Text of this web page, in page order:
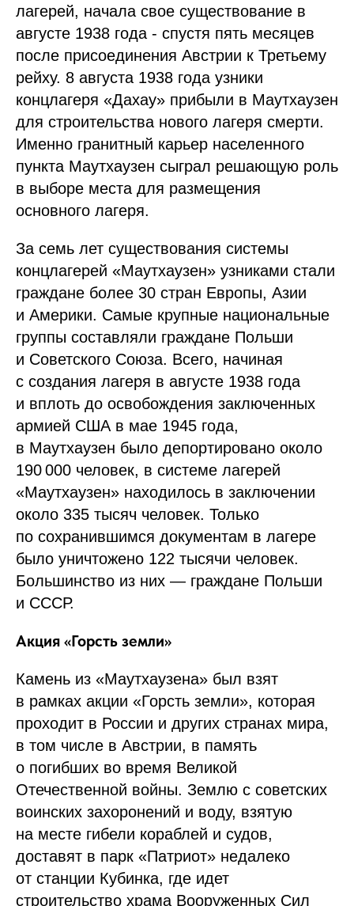
лагерей, начала свое существование в
августе 1938 года - спустя пять месяцев
после присоединения Австрии к Третьему
рейху. 8 августа 1938 года узники
концлагеря «Дахау» прибыли в Маутхаузен
для строительства нового лагеря смерти.
Именно гранитный карьер населенного
пункта Маутхаузен сыграл решающую роль
в выборе места для размещения
основного лагеря.
За семь лет существования системы
концлагерей «Маутхаузен» узниками стали
граждане более 30 стран Европы, Азии
и Америки. Самые крупные национальные
группы составляли граждане Польши
и Советского Союза. Всего, начиная
с создания лагеря в августе 1938 года
и вплоть до освобождения заключенных
армией США в мае 1945 года,
в Маутхаузен было депортировано около
190 000 человек, в системе лагерей
«Маутхаузен» находилось в заключении
около 335 тысяч человек. Только
по сохранившимся документам в лагере
было уничтожено 122 тысячи человек.
Большинство из них — граждане Польши
и СССР.
Акция «Горсть земли»
Камень из «Маутхаузена» был взят
в рамках акции «Горсть земли», которая
проходит в России и других странах мира,
в том числе в Австрии, в память
о погибших во время Великой
Отечественной войны. Землю с советских
воинских захоронений и воду, взятую
на месте гибели кораблей и судов,
доставят в парк «Патриот» недалеко
от станции Кубинка, где идет
строительство храма Вооруженных Сил